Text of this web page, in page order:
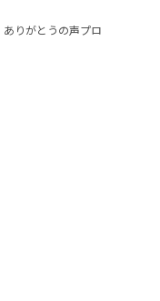
りがとうの声プロ